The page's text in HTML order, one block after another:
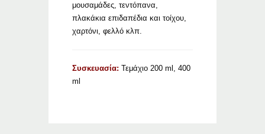
μουσαμάδες, τεντόπανα,
πλακάκια επιδαπέδια και τοίχου,
χαρτόνι, φελλό κλπ.
Συσκευασία:Τεμάχιο 200 ml, 400
ml